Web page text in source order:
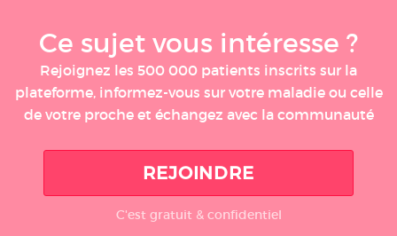
Ce sujet vous intéresse ?
Rejoignez les 500 000 patients inscrits sur la
plateforme, informez-vous sur votre maladie ou celle
de votre proche et échangez avec la communauté
REJOINDRE
C'est gratuit & confidentiel